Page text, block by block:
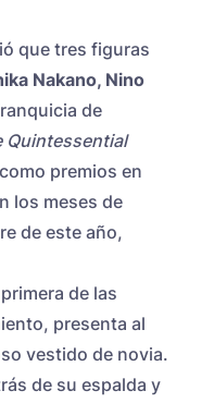
que tres figuras
Nakano, Nino
de
Quintessential
premios en
los meses de
de este año,
de las
presenta al
vestido de novia.
de su espalda y